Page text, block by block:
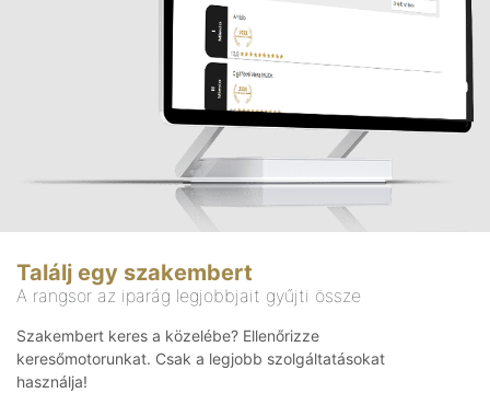
Találj egy szakembert
A rangsor az iparág legjobbjait gyűjti össze
Szakembert keres a közelébe? Ellenőrizze
keresőmotorunkat. Csak a legjobb szolgáltatásokat
használja!